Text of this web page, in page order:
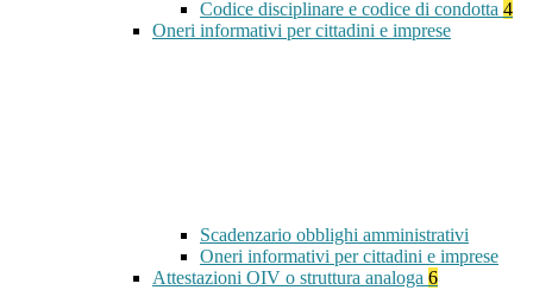
Codice disciplinare e codice di condotta 4
Oneri informativi per cittadini e imprese
Scadenzario obblighi amministrativi
Oneri informativi per cittadini e imprese
Attestazioni OIV o struttura analoga 6